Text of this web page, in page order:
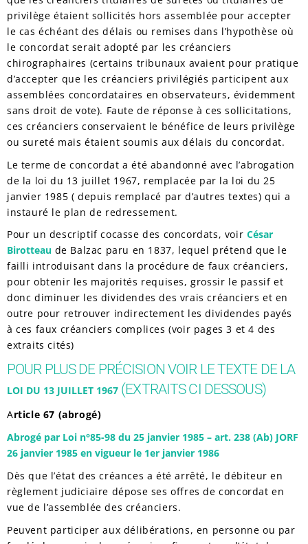
privilège étaient sollicités hors assemblée pour accepter
le cas échéant des délais ou remises dans l’hypothèse où
le concordat serait adopté par les créanciers
chirographaires (certains tribunaux avaient pour pratique
d’accepter que les créanciers privilégiés participent aux
assemblées concordataires en observateurs, évidemment
sans droit de vote). Faute de réponse à ces sollicitations,
ces créanciers conservaient le bénéfice de leurs privilège
ou sureté mais étaient soumis aux délais du concordat.
Le terme de concordat a été abandonné avec l’abrogation
de la loi du 13 juillet 1967, remplacée par la loi du 25
janvier 1985 ( depuis remplacé par d’autres textes) qui a
instauré le plan de redressement.
Pour un descriptif cocasse des concordats, voir César
Birotteau de Balzac paru en 1837, lequel prétend que le
failli introduisant dans la procédure de faux créanciers,
pour obtenir les majorités requises, grossir le passif et
donc diminuer les dividendes des vrais créanciers et en
outre pour retrouver indirectement les dividendes payés
à ces faux créanciers complices (voir pages 3 et 4 des
extraits cités)
POUR PLUS DE PRÉCISION VOIR LE TEXTE DE LA
LOI DU 13 JUILLET 1967 (EXTRAITS CI DESSOUS)
Article 67 (abrogé)
Abrogé par Loi n°85-98 du 25 janvier 1985 – art. 238 (Ab) JORF
26 janvier 1985 en vigueur le 1er janvier 1986
Dès que l’état des créances a été arrêté, le débiteur en
règlement judiciaire dépose ses offres de concordat en
vue de l’assemblée des créanciers.
Peuvent participer aux délibérations, en personne ou par